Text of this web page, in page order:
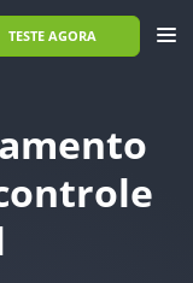
TESTE AGORA